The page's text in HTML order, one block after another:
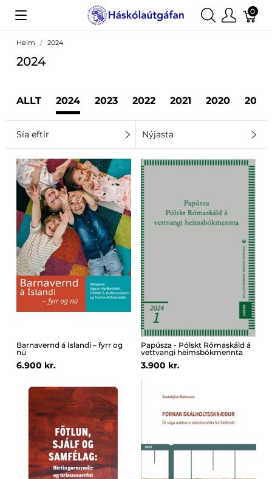
0
Heim 2024
2024
ALLT 2024 2023 2022 2021 2020 2019
Sía eftir Nýjasta
Barnavernd á Íslandi – fyrr og
nú
6.900 kr.
Papúsza - Pólskt Rómaskáld á
vettvangi heimsbókmennta
3.900 kr.